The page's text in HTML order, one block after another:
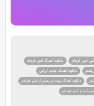
امیر فرجام
دانلود آهنگ امیر فرجام
دانلود آهنگ جدید ایرانی
دانلود اهنگ بهت مریضم از امیر فرجام
از امیر فرجام